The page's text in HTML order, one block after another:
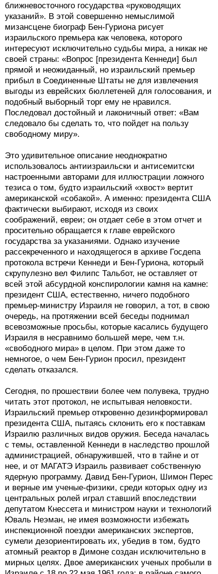
ближневосточного государства «руководящих
указаний». В этой совершенно немыслимой
мизансцене биограф Бен-Гуриона рисует
израильского премьера как человека, которого
интересуют исключительно судьбы мира, а никак не
своей страны: «Вопрос [президента Кеннеди] был
прямой и неожиданный, но израильский премьер
прибыл в Соединенные Штаты не для извлечения
выгоды из еврейских бюллетеней для голосования, и
подобный выборный торг ему не нравился.
Последовал достойный и лаконичный ответ: «Вам
следовало бы сделать то, что пойдет на пользу
свободному миру».
Это удивительное описание неоднократно
использовалось антиизраильски и антисемитски
настроенными авторами для иллюстрации ложного
тезиса о том, будто израильский «хвост» вертит
американской «собакой». А именно: президента США
фактически выбирают, исходя из своих
соображений, евреи; он отдает себе в этом отчет и
просительно обращается к главе еврейского
государства за указаниями. Однако изучение
рассекреченного и находящегося в архиве Госдепа
протокола встречи Кеннеди и Бен-Гуриона, который
скрупулезно вел Филипс Тальбот, не оставляет от
всей этой абсурдной конспирологии камня на камне:
президент США, естественно, ничего подобного
премьер-министру Израиля не говорил, а тот, в свою
очередь, на протяжении всей беседы поднимал
всевозможные просьбы, которые касались будущего
Израиля в несравнимо большей мере, чем т.н.
«свободного мира» в целом. При этом даже то
немногое, о чем Бен-Гурион просил, президент
сделать отказался.
Сегодня, по прошествии более чем полувека, трудно
читать этот протокол, не испытывая неловкости.
Израильский премьер откровенно дезинформировал
президента США, пытаясь склонить его к поставкам
Израилю различных видов оружия. Беседа началась
с темы, оставленной Кеннеди в наследство прошлой
администрацией, обнаружившей, что в тайне и от
нее, и от МАГАТЭ Израиль развивает собственную
ядерную программу. Давид Бен-Гурион, Шимон Перес
и верные им ученые-физики, среди которых одну из
центральных ролей играл ставший впоследствии
депутатом Кнессета и министром науки и технологий
Юваль Неэман, не имея возможности избежать
инспекционной поездки американских экспертов,
сумели дезориентировать их, убедив в том, будто
атомный реактор в Димоне создан исключительно в
мирных целях. Двое американских ученых пробыли в